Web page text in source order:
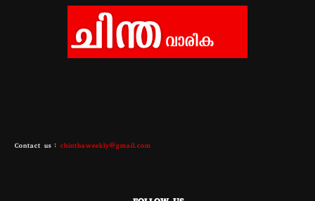
Contact us : chinthaweekly@gmail.com